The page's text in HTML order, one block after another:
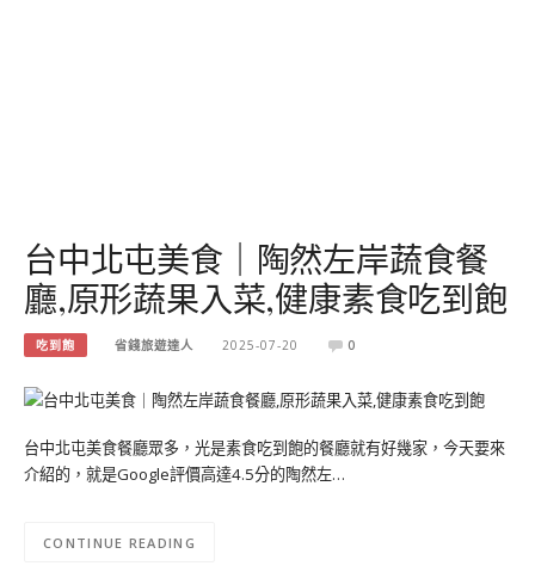
台中北屯美食｜陶然左岸蔬食餐
廳,原形蔬果入菜,健康素食吃到飽
吃到飽 省錢旅遊達人 2025-07-20 0
台中北屯美食餐廳眾多，光是素食吃到飽的餐廳就有好幾家，今天要來
介紹的，就是Google評價高達4.5分的陶然左…
CONTINUE READING